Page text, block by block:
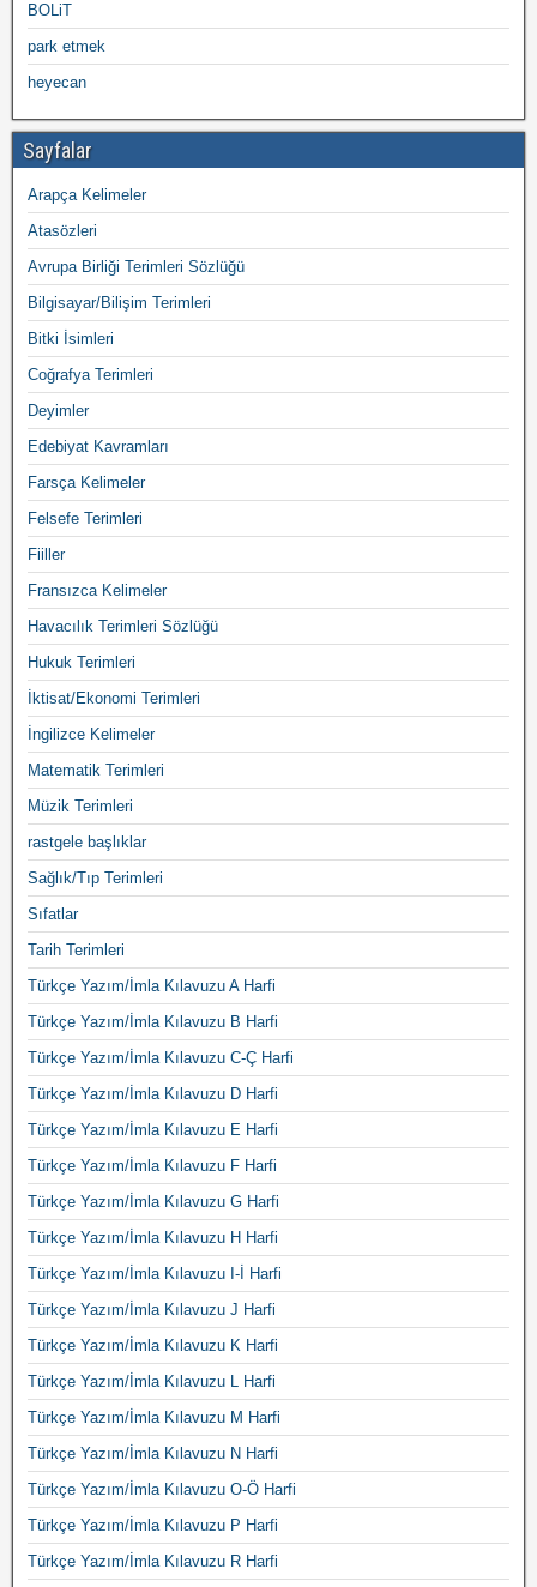
BOLiT
park etmek
heyecan
Sayfalar
Arapça Kelimeler
Atasözleri
Avrupa Birliği Terimleri Sözlüğü
Bilgisayar/Bilişim Terimleri
Bitki İsimleri
Coğrafya Terimleri
Deyimler
Edebiyat Kavramları
Farsça Kelimeler
Felsefe Terimleri
Fiiller
Fransızca Kelimeler
Havacılık Terimleri Sözlüğü
Hukuk Terimleri
İktisat/Ekonomi Terimleri
İngilizce Kelimeler
Matematik Terimleri
Müzik Terimleri
rastgele başlıklar
Sağlık/Tıp Terimleri
Sıfatlar
Tarih Terimleri
Türkçe Yazım/İmla Kılavuzu A Harfi
Türkçe Yazım/İmla Kılavuzu B Harfi
Türkçe Yazım/İmla Kılavuzu C-Ç Harfi
Türkçe Yazım/İmla Kılavuzu D Harfi
Türkçe Yazım/İmla Kılavuzu E Harfi
Türkçe Yazım/İmla Kılavuzu F Harfi
Türkçe Yazım/İmla Kılavuzu G Harfi
Türkçe Yazım/İmla Kılavuzu H Harfi
Türkçe Yazım/İmla Kılavuzu I-İ Harfi
Türkçe Yazım/İmla Kılavuzu J Harfi
Türkçe Yazım/İmla Kılavuzu K Harfi
Türkçe Yazım/İmla Kılavuzu L Harfi
Türkçe Yazım/İmla Kılavuzu M Harfi
Türkçe Yazım/İmla Kılavuzu N Harfi
Türkçe Yazım/İmla Kılavuzu O-Ö Harfi
Türkçe Yazım/İmla Kılavuzu P Harfi
Türkçe Yazım/İmla Kılavuzu R Harfi